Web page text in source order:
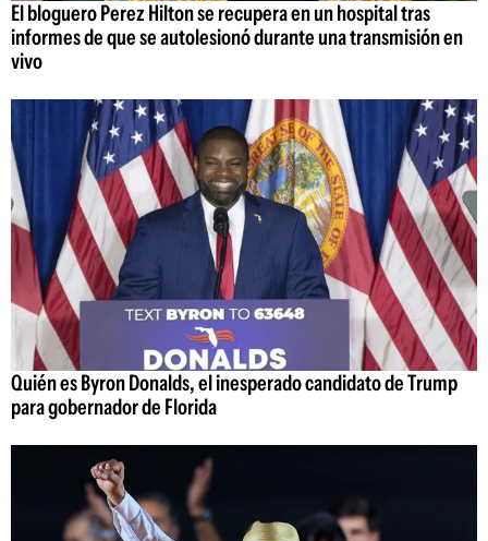
El bloguero Perez Hilton se recupera en un hospital tras
informes de que se autolesionó durante una transmisión en
vivo
Quién es Byron Donalds, el inesperado candidato de Trump
para gobernador de Florida